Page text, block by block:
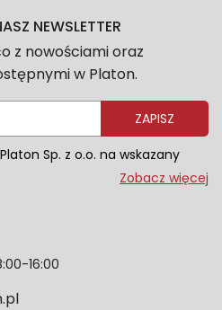
NEWSLETTER
z nowościami oraz
w Platon.
ZAPISZ
Sp. z o.o. na wskazany
informacje marketingowe
znajdziesz w naszej
zgody nie wpłynie na
dokonanego przed
Zobacz więcej
16:00